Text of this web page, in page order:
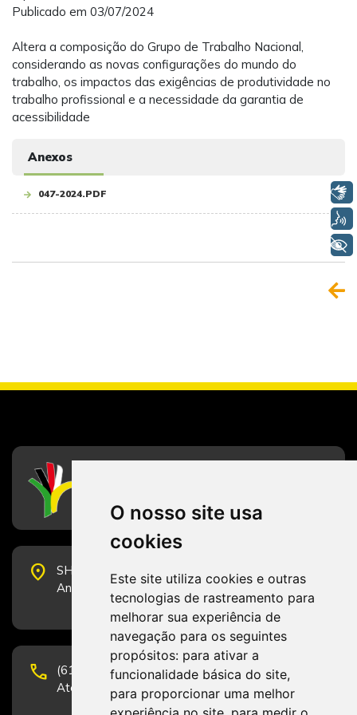
O nosso site usa
cookies
Este site utiliza cookies e outras
tecnologias de rastreamento para
melhorar sua experiência de
navegação para os seguintes
propósitos: para ativar a
funcionalidade básica do site,
para proporcionar uma melhor
Publicado em 03/07/2024
Altera a composição do Grupo de Trabalho Nacional,
considerando as novas configurações do mundo do
trabalho, os impactos das exigências de produtividade no
trabalho profissional e a necessidade da garantia de
acessibilidade
Anexos
047-2024.PDF
place
SHS Quadra 6, Bloco E, Complexo Brasil 21, 20º
Andar, Sala 2001 - CEP 70322-915 - Brasília/DF
phone
(61) 3223-1652 e (61) 98131-3801.
Atendimento por telefone em horário comercial
Voz